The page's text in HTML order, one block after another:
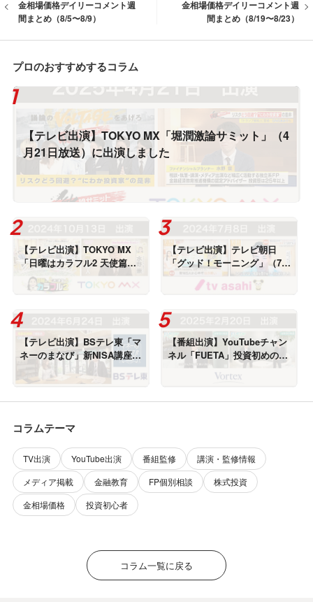
金相場価格デイリーコメント週
間まとめ（8/5〜8/9）
金相場価格デイリーコメント週
間まとめ（8/19〜8/23）
プロのおすすめするコラム
【テレビ出演】TOKYO MX「堀潤激論サミット」（4
月21日放送）に出演しました
【テレビ出演】TOKYO MX
「日曜はカラフル2 天使篇」
（10月13日放送）に出演しま
した
【テレビ出演】テレビ朝日
「グッド！モーニング」（7月
8日放送）に出演しました
【テレビ出演】BSテレ東「マ
ネーのまなび」新NISA講座・
成長投資枠で個別株（6月24
日放送）に出演しました
【番組出演】YouTubeチャン
ネル「FUETA」投資初めの一
歩＜全6回＞出演しました
コラムテーマ
TV出演 YouTube出演 番組監修
講演・監修情報
メディア掲載
金融教育 FP個別相談
株式投資
金相場価格
投資初心者
コラム一覧に戻る